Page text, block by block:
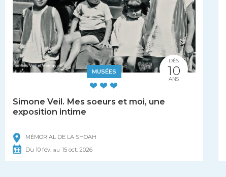
MUSÉES
Simone Veil. Mes soeurs et moi, une
exposition intime
MÉMORIAL DE LA SHOAH
Du 10 fév. au 15 oct.2026
DÈS
10
ANS